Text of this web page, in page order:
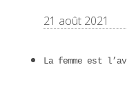
21 août 2021
La femme est